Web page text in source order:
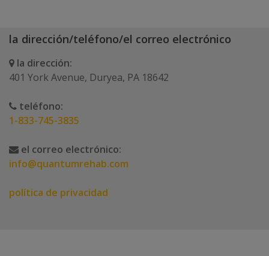
la dirección/teléfono/el correo electrónico
la dirección:
401 York Avenue, Duryea, PA 18642
teléfono:
1-833-745-3835
el correo electrónico:
info@quantumrehab.com
política de privacidad